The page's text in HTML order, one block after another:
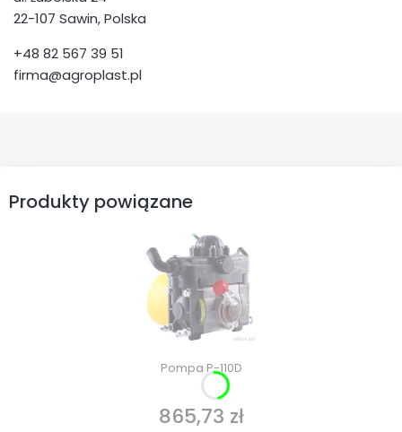
22-107 Sawin, Polska
+48 82 567 39 51
firma@agroplast.pl
Produkty powiązane
Pompa P-110D
Cena
865,73 zł